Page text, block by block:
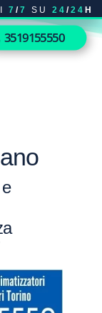
7 /7 SU 24 /24 H
3519155550